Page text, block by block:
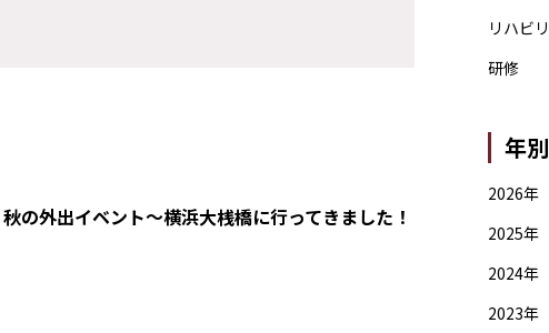
の外出イベント～横浜大桟橋に行ってきました！
リハビリ
研修
年別
2026年
2025年
2024年
2023年